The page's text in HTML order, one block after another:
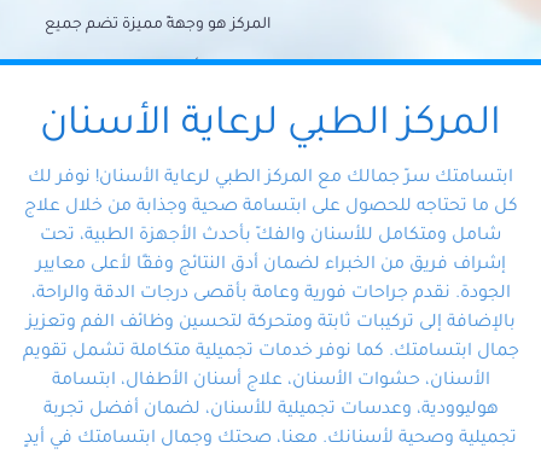
المركز هو وجهةً مميزة تضم جميع
احتياجات الأسنان تحت سقف واحد،
وتضمن لك حلاً شاملًا لجميع
المتخصص ذوي الخبرة، ستجد نفسك
في أيد أمينة تلبي احتياجاتك بكل
احترافية ودقة.
المركز الطبي لرعاية الأسنان
ابتسامتك سرّ جمالك مع المركز الطبي لرعاية الأسنان! نوفر لك
كل ما تحتاجه للحصول على ابتسامة صحية وجذابة من خلال علاج
شامل ومتكامل للأسنان والفكّ بأحدث الأجهزة الطبية، تحت
إشراف فريق من الخبراء لضمان أدق النتائج وفقًا لأعلى معايير
الجودة. نقدم جراحات فورية وعامة بأقصى درجات الدقة والراحة،
بالإضافة إلى تركيبات ثابتة ومتحركة لتحسين وظائف الفم وتعزيز
جمال ابتسامتك. كما نوفر خدمات تجميلية متكاملة تشمل تقويم
الأسنان، حشوات الأسنان، علاج أسنان الأطفال، ابتسامة
هوليوودية، وعدسات تجميلية للأسنان، لضمان أفضل تجربة
تجميلية وصحية لأسنانك. معنا، صحتك وجمال ابتسامتك في أيدٍ